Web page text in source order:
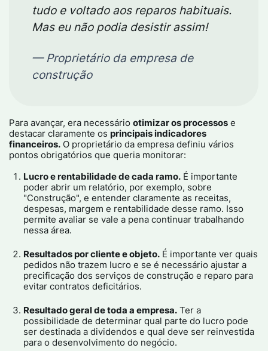
tudo e voltado aos reparos habituais.
Mas eu não podia desistir assim!
— Proprietário da empresa de
construção
Para avançar, era necessáriootimizar os processos e
destacar claramente os principais indicadores
financeiros. O proprietário da empresa definiu vários
pontos obrigatórios que queria monitorar:​
Lucro e rentabilidade de cada ramo. É importante
poder abrir um relatório, por exemplo, sobre
"Construção", e entender claramente as receitas,
despesas, margem e rentabilidade desse ramo. Isso
permite avaliar se vale a pena continuar trabalhando
nessa área.​
Resultados por cliente e objeto. É importante ver quais
pedidos não trazem lucro e se é necessário ajustar a
precificação dos serviços de construção e reparo para
evitar contratos deficitários.​
Resultado geral de toda a empresa. Ter a
possibilidade de determinar qual parte do lucro pode
ser destinada a dividendos e qual deve ser reinvestida
para o desenvolvimento do negócio.​